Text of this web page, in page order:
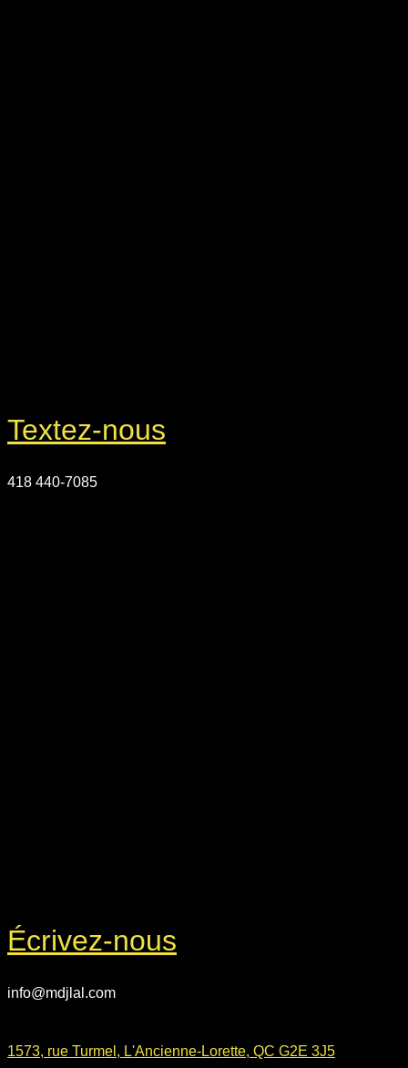
Textez-nous
418 440-7085
Écrivez-nous
info@mdjlal.com
1573, rue Turmel, L'Ancienne-Lorette, QC G2E 3J5